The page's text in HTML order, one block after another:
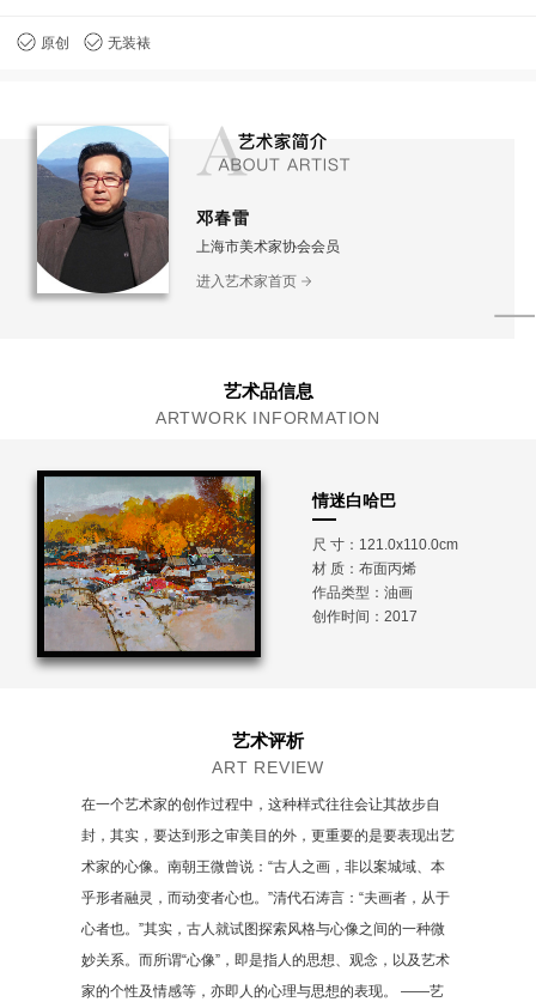
原创 无装裱
邓春雷
上海市美术家协会会员
进入艺术家首页
艺术品信息
ARTWORK INFORMATION
情迷白哈巴
尺 寸：121.0x110.0cm
材 质： 布面丙烯
作品类型：油画
创作时间：2017
艺术评析
ART REVIEW
在一个艺术家的创作过程中，这种样式往往会让其故步自
封，其实，要达到形之审美目的外，更重要的是要表现出艺
术家的心像。南朝王微曾说：“古人之画，非以案城域、本
乎形者融灵，而动变者心也。”清代石涛言：“夫画者，从于
心者也。”其实，古人就试图探索风格与心像之间的一种微
妙关系。而所谓“心像”，即是指人的思想、观念，以及艺术
家的个性及情感等，亦即人的心理与思想的表现。 ——艺